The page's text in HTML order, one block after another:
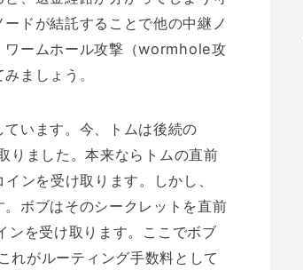
ドが結託することで他の中継ノ
ワームホール攻撃（wormhole攻
ましょう。
います。今、トムは後続の
りました。本来ならトムの直前
ンを受け取ります。しかし、
ボブはそのシークレットを直前
ンを受け取ります。ここでボブ
がルーティング手数料として